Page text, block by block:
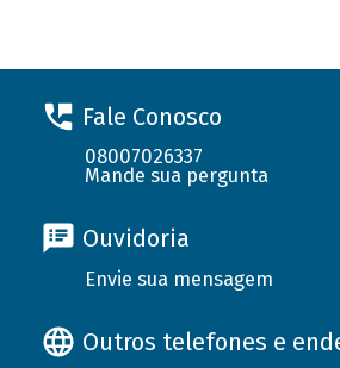
Fale Conosco
08007026337
Mande sua pergunta
Ouvidoria
Envie sua mensagem
Outros telefones e